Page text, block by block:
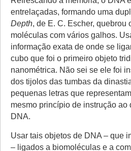
entrelaçadas, formando uma
Depth, de E. C. Escher,
moléculas com vários galhos.
informação exata de onde se
cubo que foi o primeiro objeto
nanométrica. Não sei se ele foi
dos tijolos das tumbas da
pequenas letras que
mesmo princípio de instrução
DNA.
Usar tais objetos de DNA – que
– ligados a biomoléculas e a